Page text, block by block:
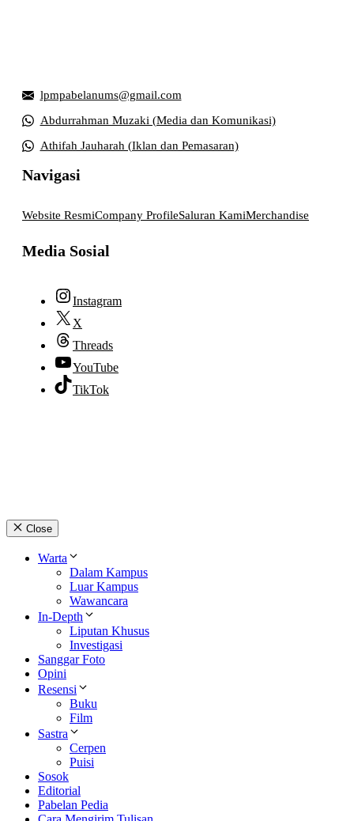
lpmpabelanums@gmail.com
Abdurrahman Muzaki (Media dan Komunikasi)
Athifah Jauharah (Iklan dan Pemasaran)
Navigasi
Website ResmiCompany ProfileSaluran KamiMerchandise
Media Sosial
Instagram
X
Threads
YouTube
TikTok
Close
Warta
Dalam Kampus
Luar Kampus
Wawancara
In-Depth
Liputan Khusus
Investigasi
Sanggar Foto
Opini
Resensi
Buku
Film
Sastra
Cerpen
Puisi
Sosok
Editorial
Pabelan Pedia